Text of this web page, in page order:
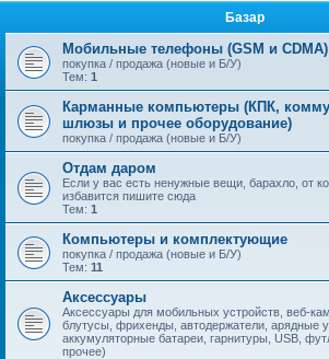
Базар
Мобильные телефоны (GSM и CDMA)
покупка / продажа (новые и Б/У)
Тем: 1
Карманные компьютеры (КПК,
шлюзы и прочее оборудование)
покупка / продажа (новые и Б/У)
Отдам даром
Если у вас есть ненужные вещи, барахло, от
избавится пишите сюда
Тем: 1
Компьютеры и комплектующие
покупка / продажа (новые и Б/У)
Тем: 11
Аксессуары
Аксессуары для мобильных устройств, веб-
блутусы, фрихенды, автодержатели, арядные
аккумуляторные батареи, гарнитуры, USB,
прочее)